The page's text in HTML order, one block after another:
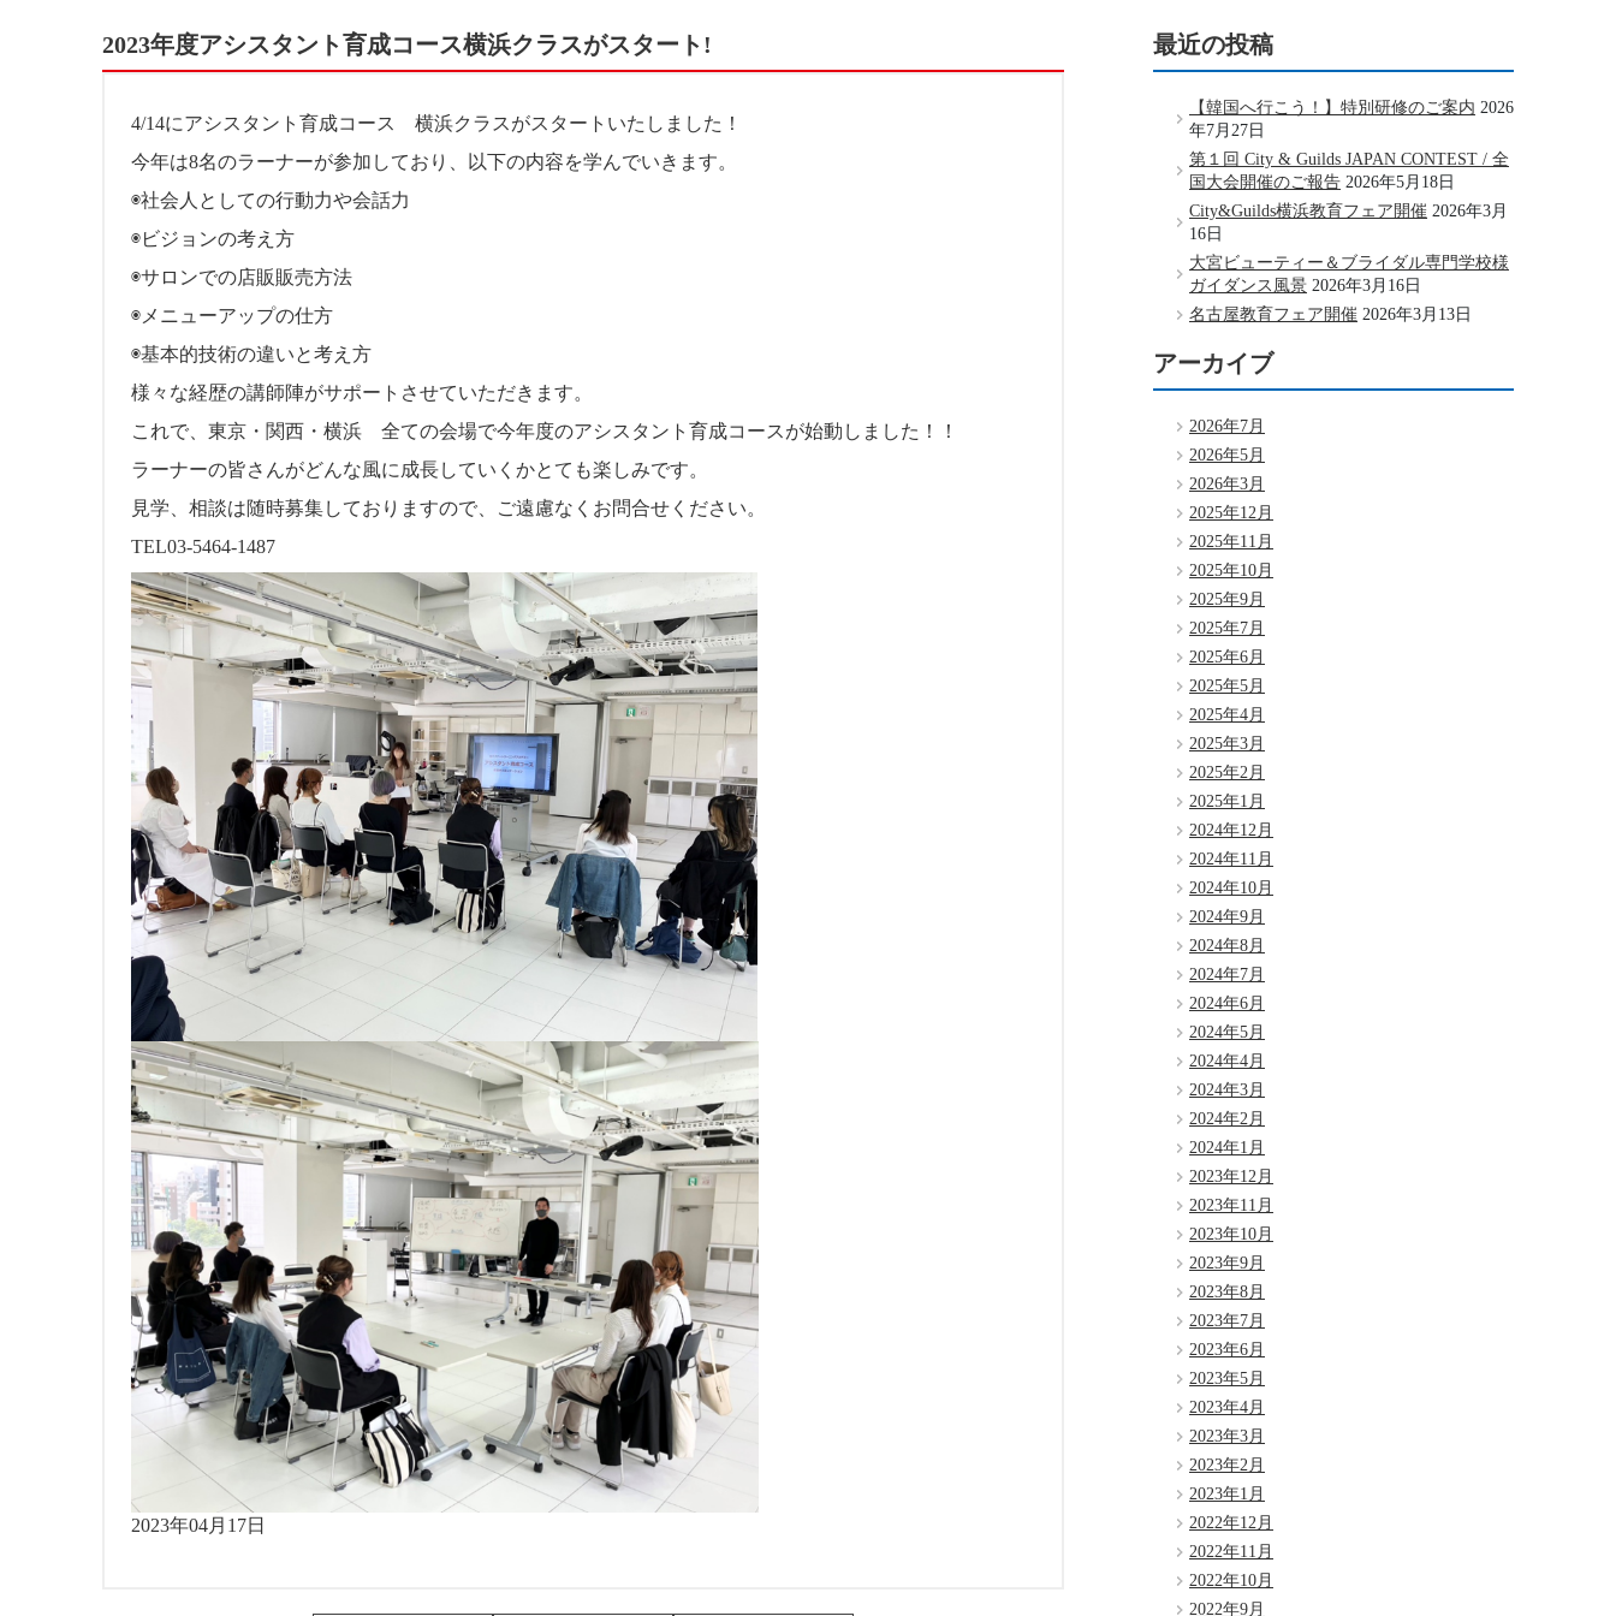
2023年度アシスタント育成コース横浜クラスがスタート!
4/14にアシスタント育成コース 横浜クラスがスタートいたしました！
今年は8名のラーナーが参加しており、以下の内容を学んでいきます。
◉社会人としての行動力や会話力
◉ビジョンの考え方
◉サロンでの店販販売方法
◉メニューアップの仕方
◉基本的技術の違いと考え方
様々な経歴の講師陣がサポートさせていただきます。
これで、東京・関西・横浜 全ての会場で今年度のアシスタント育成コースが始動しました！！
ラーナーの皆さんがどんな風に成長していくかとても楽しみです。
見学、相談は随時募集しておりますので、ご遠慮なくお問合せください。
TEL03-5464-1487
2023年04月17日
最近の投稿
【韓国へ行こう！】特別研修のご案内 2026
年7月27日
第１回 City & Guilds JAPAN CONTEST / 全
国大会開催のご報告 2026年5月18日
City&Guilds横浜教育フェア開催 2026年3月
16日
大宮ビューティー＆ブライダル専門学校様
ガイダンス風景 2026年3月16日
名古屋教育フェア開催 2026年3月13日
アーカイブ
2026年7月
2026年5月
2026年3月
2025年12月
2025年11月
2025年10月
2025年9月
2025年7月
2025年6月
2025年5月
2025年4月
2025年3月
2025年2月
2025年1月
2024年12月
2024年11月
2024年10月
2024年9月
2024年8月
2024年7月
2024年6月
2024年5月
2024年4月
2024年3月
2024年2月
2024年1月
2023年12月
2023年11月
2023年10月
2023年9月
2023年8月
2023年7月
2023年6月
2023年5月
2023年4月
2023年3月
2023年2月
2023年1月
2022年12月
2022年11月
2022年10月
2022年9月